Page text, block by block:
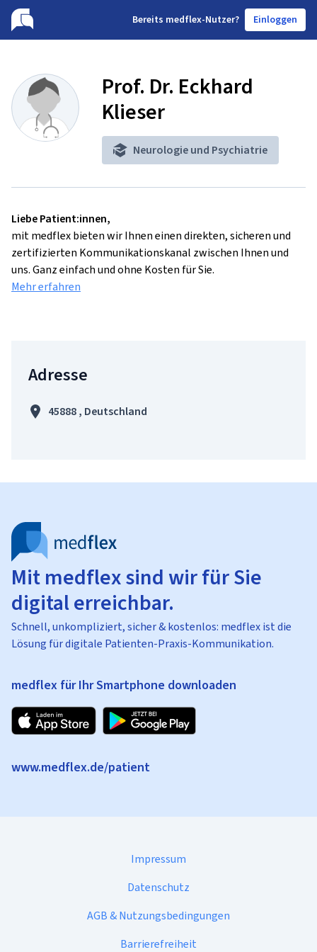
Bereits medflex-Nutzer? Einloggen
Prof. Dr. Eckhard
Klieser
Neurologie und Psychiatrie
Liebe Patient:innen,
mit medflex bieten wir Ihnen einen direkten, sicheren und
zertifizierten Kommunikationskanal zwischen Ihnen und
uns. Ganz einfach und ohne Kosten für Sie.
Mehr erfahren
Adresse
45888 , Deutschland
Mit medflex sind wir für Sie
digital erreichbar.
Schnell, unkompliziert, sicher & kostenlos: medflex ist die
Lösung für digitale Patienten-Praxis-Kommunikation.
medflex für Ihr Smartphone downloaden
www.medflex.de/patient
Impressum
Datenschutz
AGB & Nutzungsbedingungen
Barrierefreiheit